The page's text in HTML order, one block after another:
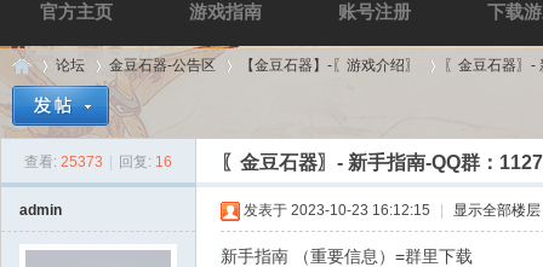
官方主页 游戏指南 账号注册 下载
Di »
论坛
›
金豆石器-公告区 【金豆石器】-〖游戏介绍〗
›
〖金豆石器〗
查看: 25373 回复: 16 〖金豆石器〗- 新手指南-QQ群：
admin 发表于 2023-10-23 16:12:15 显示全部楼层
新手指南 （重要信息）=群里下载